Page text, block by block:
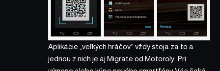
Aplikácie „veľkých hráčov“ vždy stoja za to a
jednou z nich je aj Migrate od Motoroly. Pri